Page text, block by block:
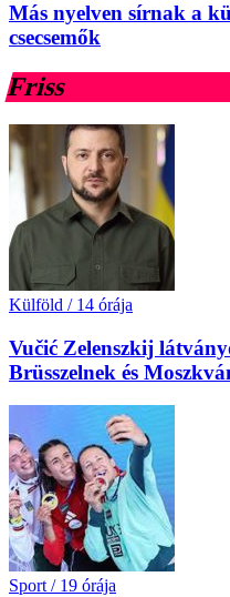
Más nyelven sírnak a
csecsemők
Friss
Külföld / 14 órája
Vučić Zelenszkij
Brüsszelnek és
Sport / 19 órája